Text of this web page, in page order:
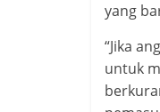
yang
“Jika
untuk